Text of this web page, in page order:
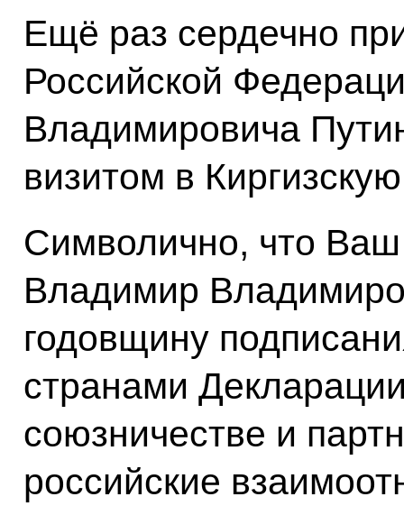
Ещё раз сердечно
Российской
Владимировича
визитом в
Символично, что
Владимир
годовщину
странами
союзничестве и
российские